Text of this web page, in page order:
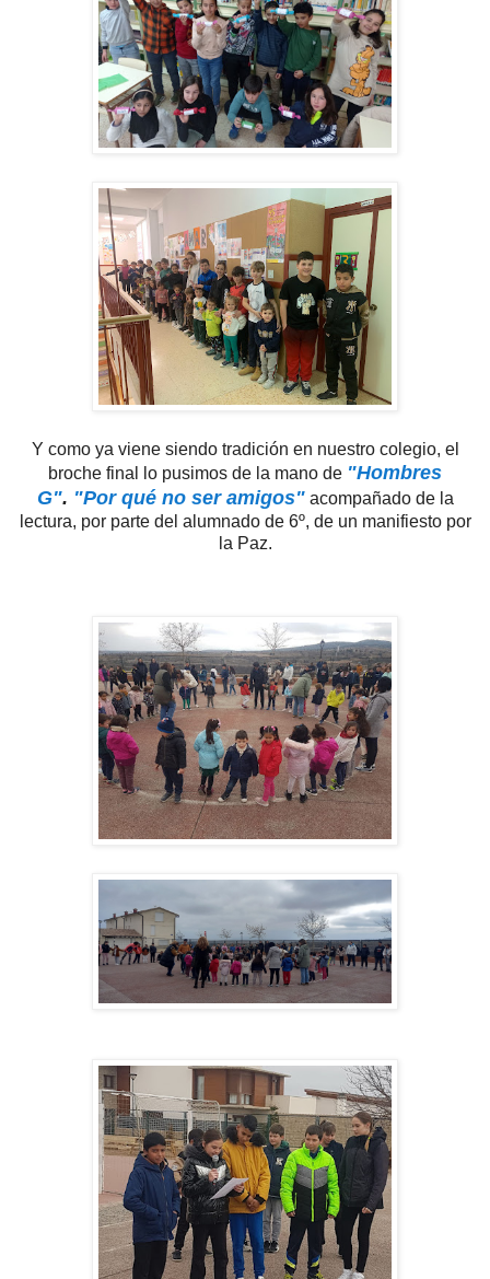
Y como ya viene siendo tradición en nuestro colegio, el
broche final lo pusimos de la mano de "Hombres
G". "Por qué no ser amigos"acompañado de la
lectura, por parte del alumnado de 6º, de un manifiesto por
la Paz.